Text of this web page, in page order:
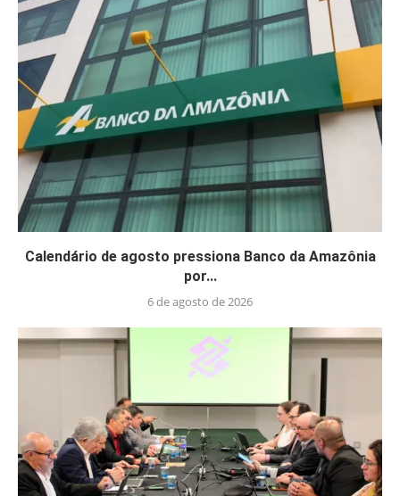
Calendário de agosto pressiona Banco da Amazônia
por...
6 de agosto de 2026